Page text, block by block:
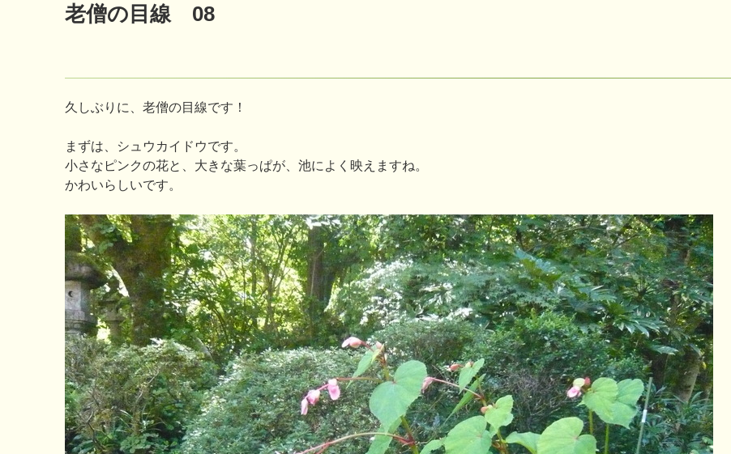
老僧の目線 08
久しぶりに、老僧の目線です！
まずは、シュウカイドウです。
小さなピンクの花と、大きな葉っぱが、池によく映えますね。
かわいらしいです。